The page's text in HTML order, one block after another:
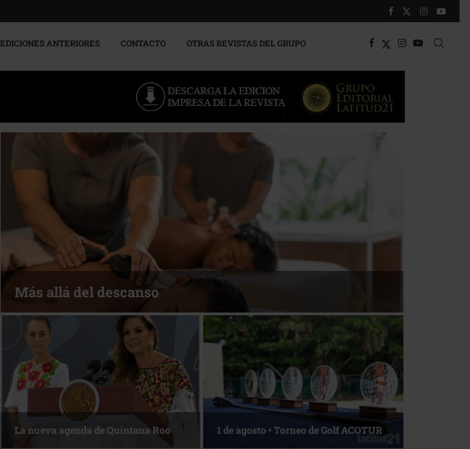
EDICIONES ANTERIORES CONTACTO OTRAS REVISTAS DEL GRUPO
Más allá del descanso
La nueva agenda de Quintana Roo 1 de agosto • Torneo de Golf ACOTUR